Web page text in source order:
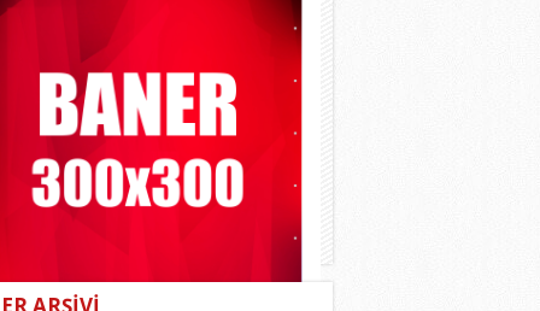
ARŞİVİ